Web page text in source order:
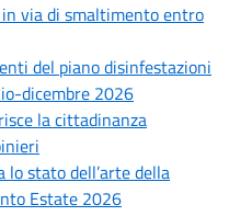
via di smaltimento entro
del piano disinfestazioni
dicembre 2026
la cittadinanza
lo stato dell’arte della
Estate 2026